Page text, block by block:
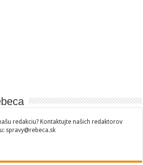
redakciu? Kontaktujte našich redaktorov
spravy@rebeca.sk